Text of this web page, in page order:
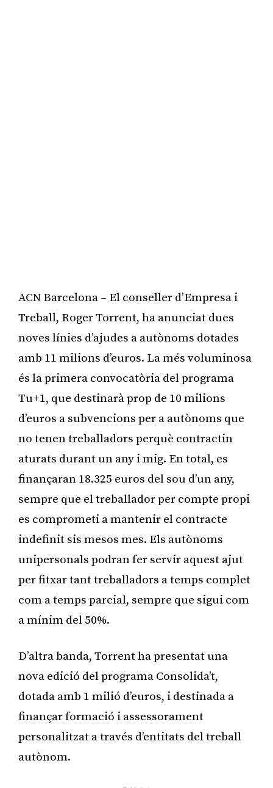
ACN Barcelona – El conseller d’Empresa i
Treball, Roger Torrent, ha anunciat dues
noves línies d’ajudes a autònoms dotades
amb 11 milions d’euros. La més voluminosa
és la primera convocatòria del programa
Tu+1, que destinarà prop de 10 milions
d’euros a subvencions per a autònoms que
no tenen treballadors perquè contractin
aturats durant un any i mig. En total, es
finançaran 18.325 euros del sou d’un any,
sempre que el treballador per compte propi
es comprometi a mantenir el contracte
indefinit sis mesos mes. Els autònoms
unipersonals podran fer servir aquest ajut
per fitxar tant treballadors a temps complet
com a temps parcial, sempre que sigui com
a mínim del 50%.
D’altra banda, Torrent ha presentat una
nova edició del programa Consolida’t,
dotada amb 1 milió d’euros, i destinada a
finançar formació i assessorament
personalitzat a través d’entitats del treball
autònom.